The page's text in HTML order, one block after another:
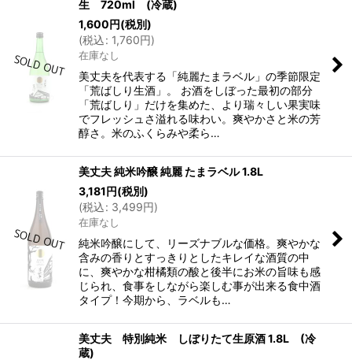
生 720ml (冷蔵)
1,600円(税別)
(税込: 1,760円)
在庫なし
美丈夫を代表する「純麗たまラベル」の季節限定
「荒ばしり生酒」。 お酒をしぼった最初の部分
「荒ばしり」だけを集めた、より瑞々しい果実味
でフレッシュさ溢れる味わい。爽やかさと米の芳
醇さ。米のふくらみや柔ら…
美丈夫 純米吟醸 純麗 たまラベル 1.8L
3,181円(税別)
(税込: 3,499円)
在庫なし
純米吟醸にして、リーズナブルな価格。爽やかな
含みの香りとすっきりとしたキレイな酒質の中
に、爽やかな柑橘類の酸と後半にお米の旨味も感
じられ、食事をしながら楽しむ事が出来る食中酒
タイプ！今期から、ラベルも…
美丈夫 特別純米 しぼりたて生原酒 1.8L (冷
蔵)